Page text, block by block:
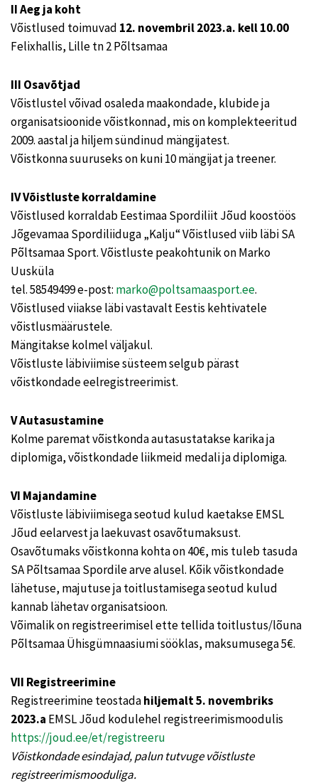
II Aeg ja koht
Võistlused toimuvad 12. novembril 2023.a. kell 10.00
Felixhallis, Lille tn 2 Põltsamaa
III Osavõtjad
Võistlustel võivad osaleda maakondade, klubide ja
organisatsioonide võistkonnad, mis on komplekteeritud
2009. aastal ja hiljem sündinud mängijatest.
Võistkonna suuruseks on kuni 10 mängijat ja treener.
IV Võistluste korraldamine
Võistlused korraldab Eestimaa Spordiliit Jõud koostöös
Jõgevamaa Spordiliiduga „Kalju“ Võistlused viib läbi SA
Põltsamaa Sport. Võistluste peakohtunik on Marko
Uusküla
tel. 58549499 e-post: marko@poltsamaasport.ee.
Võistlused viiakse läbi vastavalt Eestis kehtivatele
võistlusmäärustele.
Mängitakse kolmel väljakul.
Võistluste läbiviimise süsteem selgub pärast
võistkondade eelregistreerimist.
V Autasustamine
Kolme paremat võistkonda autasustatakse karika ja
diplomiga, võistkondade liikmeid medali ja diplomiga.
VI Majandamine
Võistluste läbiviimisega seotud kulud kaetakse EMSL
Jõud eelarvest ja laekuvast osavõtumaksust.
Osavõtumaks võistkonna kohta on 40€, mis tuleb tasuda
SA Põltsamaa Spordile arve alusel. Kõik võistkondade
lähetuse, majutuse ja toitlustamisega seotud kulud
kannab lähetav organisatsioon.
Võimalik on registreerimisel ette tellida toitlustus/lõuna
Põltsamaa Ühisgümnaasiumi sööklas, maksumusega 5€.
VII Registreerimine
Registreerimine teostadahiljemalt 5. novembriks
2023.a EMSL Jõud kodulehel registreerimismoodulis
https://joud.ee/et/registreeru
Võistkondade esindajad, palun tutvuge võistluste
registreerimismooduliga.